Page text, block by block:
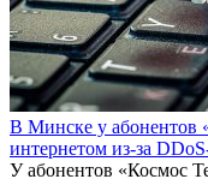
В Минске у абонентов
интернетом из-за
У абонентов «Космос